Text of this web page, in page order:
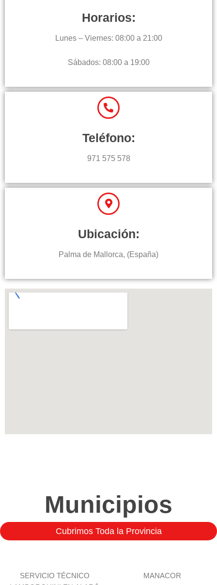
Horarios:
Lunes – Viernes: 08:00 a 21:00
Sábados: 08:00 a 19:00
Teléfono:
971 575 578
Ubicación:
Palma de Mallorca, (España)
Municipios
Cubrimos Toda la Provincia
SERVICIO TÉCNICO
MANACOR